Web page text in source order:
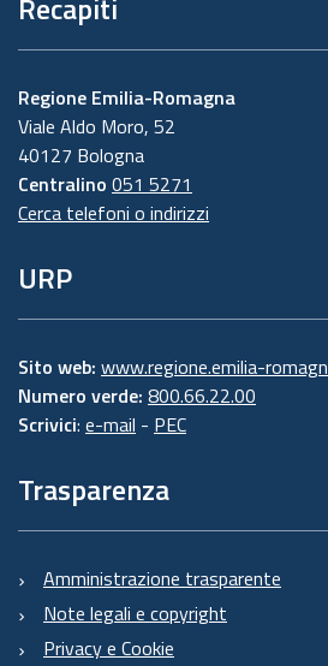
Regione Emilia-Romagna
Viale Aldo Moro, 52
40127 Bologna
Centralino 051 5271
Cerca telefoni o indirizzi
URP
Sito web: www.regione.emilia-
Numero verde: 800.66.22.00
Scrivici: e-mail - PEC
Trasparenza
Amministrazione trasparente
Note legali e copyright
Privacy e Cookie